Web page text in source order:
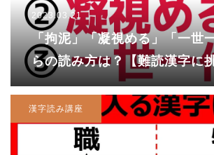
2023.03.21
「拘泥」「凝視める」「一世
らの読み方は？【難読漢字に
漢字読み講座